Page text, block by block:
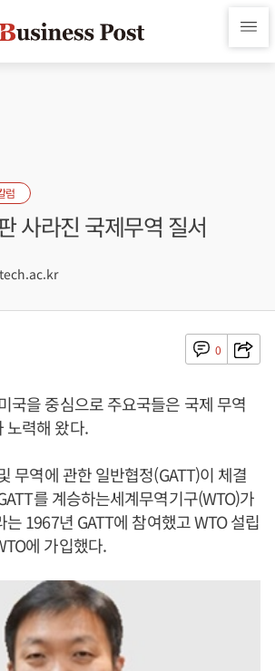
럼
사라진 국제무역 질서
0
국을 중심으로 주요국들은 국제 무역
노력해 왔다.
무역에 관한 일반협정(GATT)이 체결
를 계승하는세계무역기구(WTO)가
1967년 GATT에 참여했고 WTO 설립
에 가입했다.